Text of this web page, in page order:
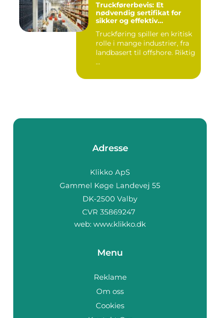
Truckførerbevis: Et
nødvendig sertifikat for
sikker og effektiv
Truckføring spiller en kritisk
rolle i mange industrier, fra
landbasert til offshore. Riktig
...
Adresse
web: www.klikko.dk
Menu
Reklame
Om oss
Cookies